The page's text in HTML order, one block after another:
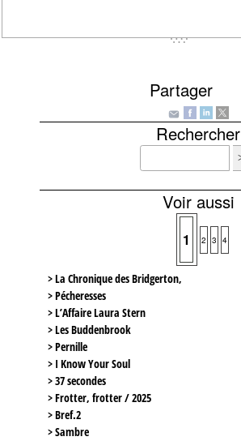
Partager
Rechercher
Voir aussi
1 2 3 4
> La Chronique des Bridgerton,
> Pécheresses
> L’Affaire Laura Stern
> Les Buddenbrook
> Pernille
> I Know Your Soul
> 37 secondes
> Frotter, frotter / 2025
> Bref.2
> Sambre